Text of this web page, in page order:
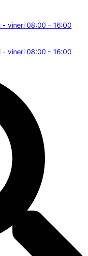
- vineri 08:00 - 16:00
- vineri 08:00 - 16:00